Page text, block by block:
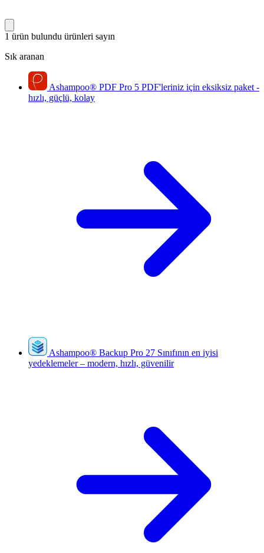
1 ürün bulundu ürünleri sayın
Sık aranan
Ashampoo® PDF Pro 5 PDF'leriniz için eksiksiz paket -
hızlı, güçlü, kolay
Ashampoo® Backup Pro 27 Sınıfının en iyisi
yedeklemeler – modern, hızlı, güvenilir